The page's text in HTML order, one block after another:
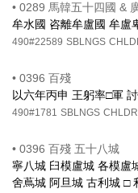
• 0289 馬韓五十四國 &
牟水國 咨離牟盧國 牟盧
490#22589 SBLNGS
• 0396 百殘
以六年丙申 王躬率□軍
490#1781 SBLNGS
• 0396 百殘 五十八城
寧八城 臼模盧城 各模盧
舍蔦城 阿旦城 古利城 □